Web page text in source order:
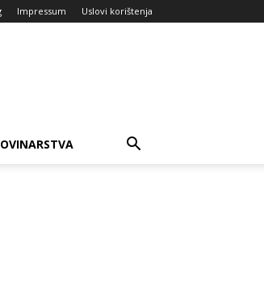
Impressum Uslovi korištenja